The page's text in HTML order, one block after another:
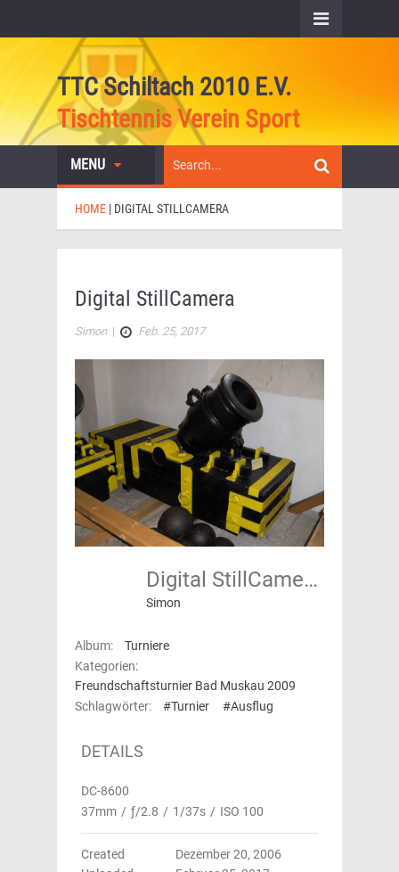
TTC Schiltach 2010 E.V.
Tischtennis Verein Sport
MENU
HOME | DIGITAL STILLCAMERA
Digital StillCamera
Simon| Feb. 25, 2017
Digital StillCamera
Simon
Album:
Turniere
Kategorien:
Freundschaftsturnier Bad Muskau 2009
Schlagwörter:
#Turnier #Ausflug
DETAILS
DC-8600
37mm / ƒ/2.8 / 1/37s / ISO 100
Created
Dezember 20, 2006